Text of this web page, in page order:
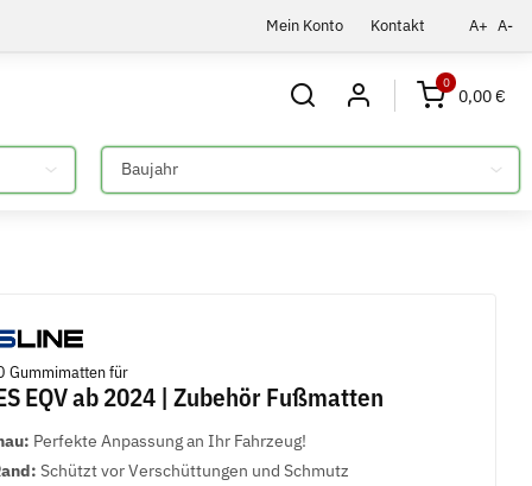
Mein Konto Kontakt A+ A-
0
0,00 €
Bitte auswählen
Gummimatten für
EQV ab 2024 | Zubehör Fußmatten
Perfekte Anpassung an Ihr Fahrzeug!
Schützt vor Verschüttungen und Schmutz